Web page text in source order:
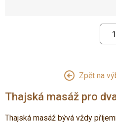
Zpět na
Thajská masáž pro
Thajská masáž bývá vždy